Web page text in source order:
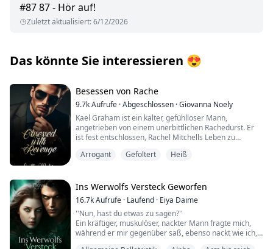
#8787 - Hör auf!
Zuletzt aktualisiert:6/12/2026
Das könnte Sie interessieren 😍
Besessen von Rache
9.7kAufrufe ·Abgeschlossen ·Giovanna Noely
Kael Graham ist ein kalter, gefühlloser Mann,
angetrieben von einem unerbittlichen Rachedurst. Er
ist fest entschlossen, Rachel Mitchells Leben zu
erreichen. Zu diesem Zweck lockt Kael Rachel in eine
Wer wird nun aus diesem Spiel aus Rache und
Vergnügen als Sieger hervorgehen?
Arrogant Gefoltert Heiß
Ins Werwolfs Versteck Geworfen
16.7kAufrufe · Laufend · Eiya Daime
''Nun, hast du etwas zu sagen?''
Ein kräftiger, muskulöser, nackter Mann fragte mich,
während er mir gegenüber saß, ebenso nackt wie ich,